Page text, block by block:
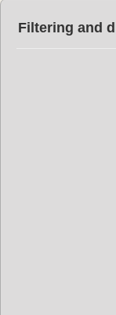
Filtering and